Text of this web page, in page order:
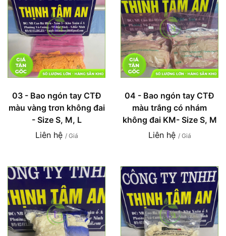
03 - Bao ngón tay CTĐ
màu vàng trơn không đai
- Size S, M, L
Liên hệ / Giá
04 - Bao ngón tay CTĐ
màu trắng có nhám
không đai KM- Size S, M
Liên hệ / Giá